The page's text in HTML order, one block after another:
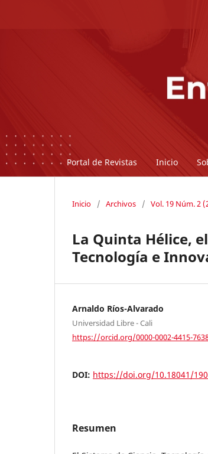
Portal de Revistas Inicio
Inicio / Archivos / Vol. 19 Núm. 2
La Quinta Hélice,
Tecnología e
Arnaldo Ríos-Alvarado
Universidad Libre - Cali
https://orcid.org/0000-0002-4415-
DOI: https://doi.org/10.18041/
Resumen